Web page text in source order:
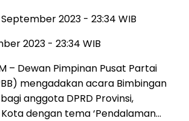
September 2023 - 23:34 WIB
2023 - 23:34 WIB
– Dewan Pimpinan Pusat Partai
mengadakan acara Bimbingan
anggota DPRD Provinsi,
dengan tema ‘Pendalaman…